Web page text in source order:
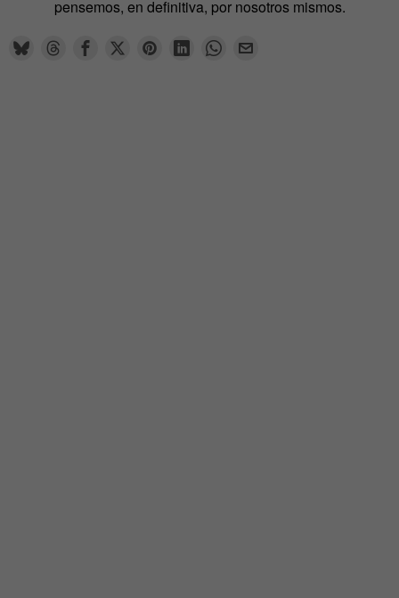
pensemos, en definitiva, por nosotros mismos.